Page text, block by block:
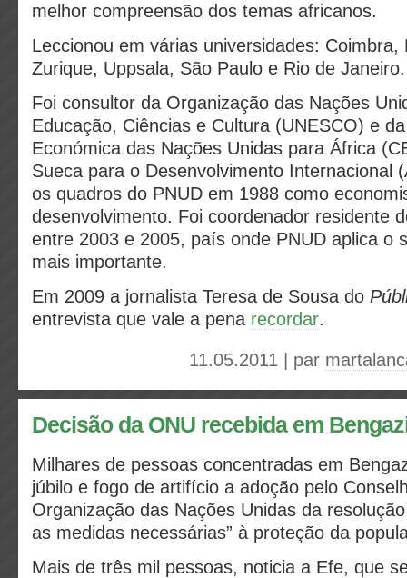
melhor compreensão dos temas africanos.
Leccionou em várias universidades: Coimbra,
Zurique, Uppsala, São Paulo e Rio de Janeiro.
Foi consultor da Organização das Nações
Educação, Ciências e Cultura (UNESCO) e
Económica das Nações Unidas para África
Sueca para o Desenvolvimento Internacional
os quadros do PNUD em 1988 como
desenvolvimento. Foi coordenador residente
entre 2003 e 2005, país onde PNUD aplica o
mais importante.
Em 2009 a jornalista Teresa de Sousa do
entrevista que vale a pena recordar.
11.05.2011 | par
Decisão da ONU recebida em
Milhares de pessoas concentradas em
júbilo e fogo de artifício a adoção pelo
Organização das Nações Unidas da
as medidas necessárias” à proteção da
Mais de três mil pessoas, noticia a Efe, que